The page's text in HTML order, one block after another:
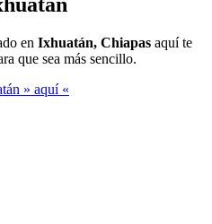
en Ixhuatán, Chiapas aquí te
que sea más sencillo.
» aquí «